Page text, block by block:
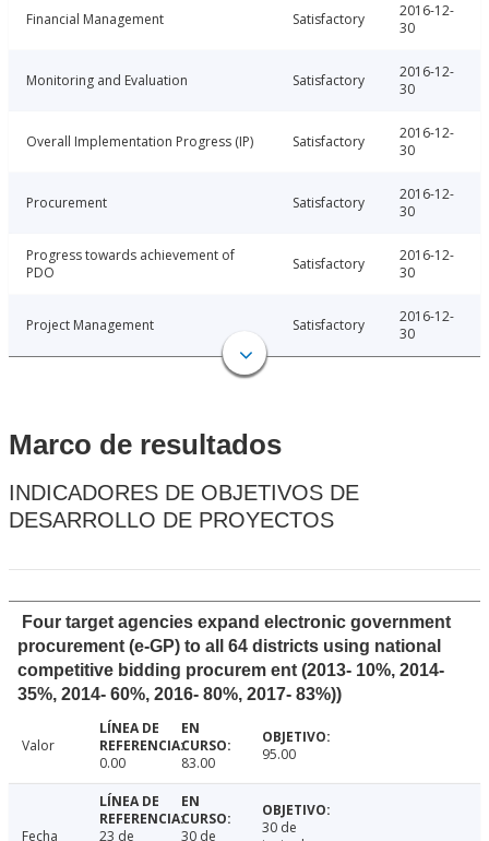
Financial Management Satisfactory
2016-12-
30
Monitoring and Evaluation Satisfactory
2016-12-
30
Overall Implementation Progress (IP) Satisfactory
2016-12-
30
Procurement Satisfactory
2016-12-
30
Progress towards achievement of
PDO
Satisfactory
2016-12-
30
Project Management Satisfactory
2016-12-
30
Marco de resultados
INDICADORES DE OBJETIVOS DE
DESARROLLO DE PROYECTOS
Four target agencies expand electronic government
procurement (e-GP) to all 64 districts using national
competitive bidding procurem ent (2013- 10%, 2014-
35%, 2014- 60%, 2016- 80%, 2017- 83%))
Valor
0.00
83.00 95.00
Fecha
23 de
30 de
30 de